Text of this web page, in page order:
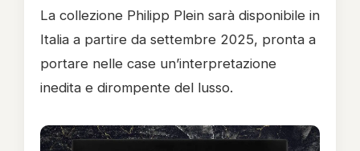
La collezione Philipp Plein sarà disponibile in
Italia a partire da settembre 2025, pronta a
portare nelle case un’interpretazione
inedita e dirompente del lusso.